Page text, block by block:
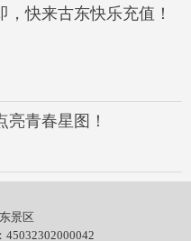
，快来古东快乐充值！
亮青春星图！
景区
45032302000042